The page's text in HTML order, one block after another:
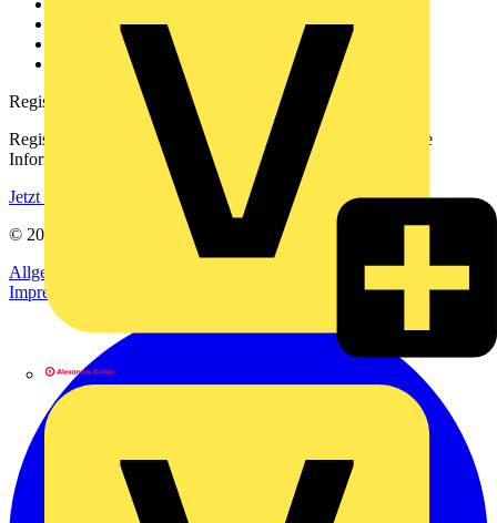
Downloadbereich (PDFs)
Häufig gestellte Fragen
voltimum.com
Registrierung
Registrieren Sie sich kostenlos und erhalten Sie stets aktuelle
Informationen aus der Elektroindustrie.
Jetzt registrieren
© 2002-
Allgemeine Geschäftsbedingungen
Datenschutzerklärung
Impressum